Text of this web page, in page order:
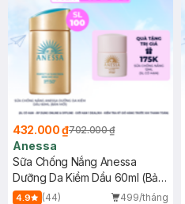
432.000 ₫702.000 ₫
Anessa
Sữa Chống Nắng Anessa
Dưỡng Da Kiềm Dầu 60ml (Bản
Mới)
4.9 (44)
499/tháng